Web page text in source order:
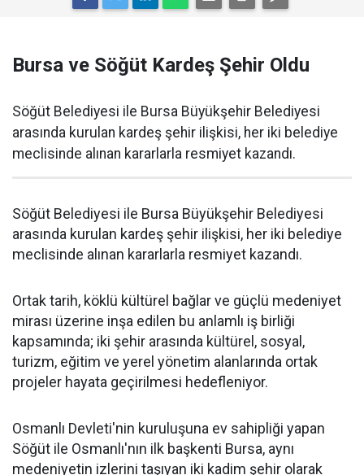
Bursa ve Söğüt Kardeş Şehir Oldu
Söğüt Belediyesi ile Bursa Büyükşehir Belediyesi
arasında kurulan kardeş şehir ilişkisi, her iki belediye
meclisinde alınan kararlarla resmiyet kazandı.
Söğüt Belediyesi ile Bursa Büyükşehir Belediyesi
arasında kurulan kardeş şehir ilişkisi, her iki belediye
meclisinde alınan kararlarla resmiyet kazandı.
Ortak tarih, köklü kültürel bağlar ve güçlü medeniyet
mirası üzerine inşa edilen bu anlamlı iş birliği
kapsamında; iki şehir arasında kültürel, sosyal,
turizm, eğitim ve yerel yönetim alanlarında ortak
projeler hayata geçirilmesi hedefleniyor.
Osmanlı Devleti'nin kuruluşuna ev sahipliği yapan
Söğüt ile Osmanlı'nın ilk başkenti Bursa, aynı
medeniyetin izlerini taşıyan iki kadim şehir olarak